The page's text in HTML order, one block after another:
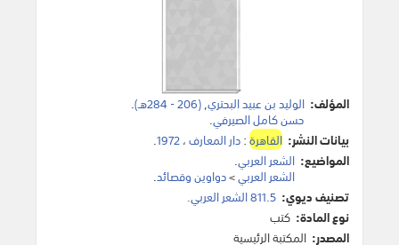
المؤلف: الوليد بن عبيد البحتري,(206 - 284هـ) .
حسن كامل الصيرفي.
بيانات النشر: القاهرة:دار المعارف،1972
.
المواضيع: الشعر العربي.
الشعر العربي>دواوين وقصائد.
تصنيف ديوي: 811.5 الشعر العربي.
نوع المادة: كتب
المصدر: المكتبة الرئيسية